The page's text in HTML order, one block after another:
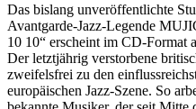
Das bislang unveröffentlichte
Avantgarde-Jazz-Legende
10 10“ erscheint im CD-
Der letztjährig verstorbene
zweifelsfrei zu den
europäischen Jazz-Szene. So